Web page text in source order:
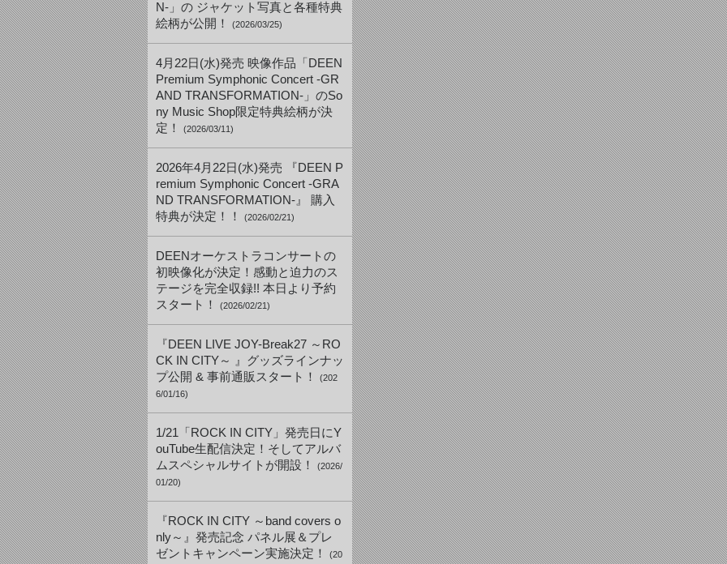
N-」の ジャケット写真と各種特典
絵柄が公開！
(2026/03/25)
4月22日(水)発売 映像作品「DEEN
Premium Symphonic Concert -GR
AND TRANSFORMATION-」のSo
ny Music Shop限定特典絵柄が決
定！
(2026/03/11)
2026年4月22日(水)発売 『DEEN P
remium Symphonic Concert -GRA
ND TRANSFORMATION-』 購入
特典が決定！！
(2026/02/21)
DEENオーケストラコンサートの
初映像化が決定！感動と迫力のス
テージを完全収録!! 本日より予約
スタート！
(2026/02/21)
『DEEN LIVE JOY-Break27 ～RO
CK IN CITY～ 』グッズラインナッ
プ公開 & 事前通販スタート！
(202
6/01/16)
1/21「ROCK IN CITY」発売日にY
ouTube生配信決定！そしてアルバ
ムスペシャルサイトが開設！
(2026/
01/20)
『ROCK IN CITY ～band covers o
nly～』発売記念 パネル展＆プレ
ゼントキャンペーン実施決定！
(20